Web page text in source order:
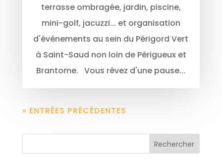
terrasse ombragée, jardin, piscine,
mini-golf, jacuzzi... et organisation
d'événements au sein du Périgord Vert
à Saint-Saud non loin de Périgueux et
Brantome. Vous rêvez d'une pause...
« ENTRÉES PRÉCÉDENTES